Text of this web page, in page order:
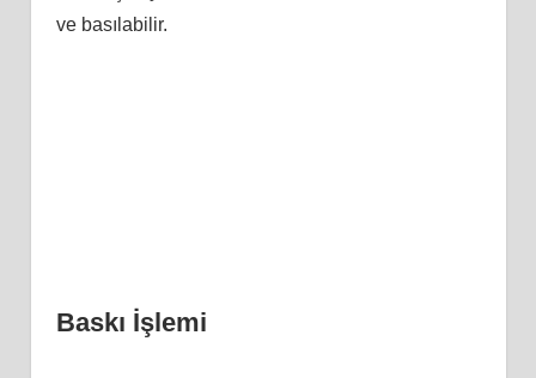
ve basılabilir.
Baskı İşlemi